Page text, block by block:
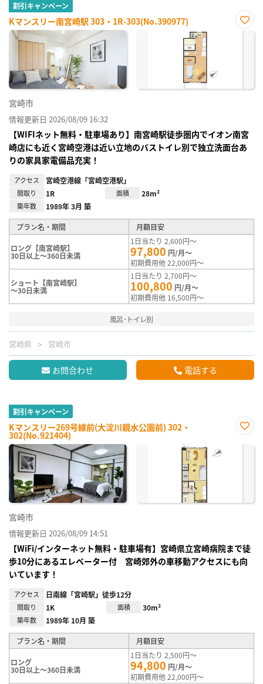
割引キャンペーン
Kマンスリー南宮崎駅 303・1R-303(No.390977)
お気
宮崎市
情報更新日 2026/08/09 16:32
【WIFIネット無料・駐車場あり】南宮崎駅徒歩圏内でイオン南宮
崎店にも近く宮崎空港は近い立地のバストイレ別で独立洗面台あ
りの家具家電備品充実！
アクセス 宮崎空港線「宮崎空港駅」
間取り 1R 面積 28m²
築年数 1989年 3月 築
プラン名・期間 月額目安
ロング【南宮崎駅】
30日以上～360日未満
1日当たり 2,600円～
97,800 円/月～
初期費用他 22,000円～
ショート【南宮崎駅】
～30日未満
1日当たり 2,700円～
100,800 円/月～
初期費用他 16,500円～
風呂･トイレ別
宮崎県 宮崎市
お問合わせ 電話する
割引キャンペーン
Kマンスリー269号線前(大淀川親水公園前) 302・
302(No.921404)
に入
宮崎市
情報更新日 2026/08/09 14:51
【WiFi/インターネット無料・駐車場有】宮崎県立宮崎病院まで徒
歩10分にあるエレベーター付 宮崎郊外の車移動アクセスにも向
いています！
アクセス 日南線「宮崎駅」徒歩12分
間取り 1K 面積 30m²
築年数 1989年 10月 築
プラン名・期間 月額目安
ロング
30日以上～360日未満
1日当たり 2,500円～
94,800 円/月～
初期費用他 22,000円～